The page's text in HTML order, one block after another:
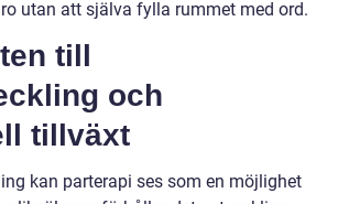
utan att själva fylla rummet med ord.
till
och
tillväxt
kan parterapi ses som en möjlighet